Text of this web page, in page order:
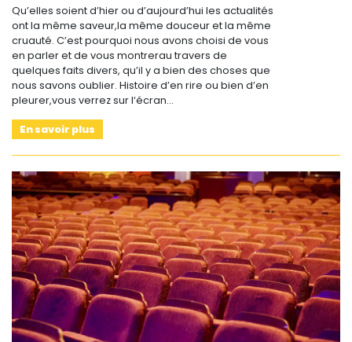
Qu’elles soient d’hier ou d’aujourd’hui les actualités
ont la même saveur,la même douceur et la même
cruauté. C’est pourquoi nous avons choisi de vous
en parler et de vous montrerau travers de
quelques faits divers, qu’il y a bien des choses que
nous savons oublier. Histoire d’en rire ou bien d’en
pleurer,vous verrez sur l‘écran…
En savoir plus